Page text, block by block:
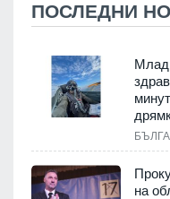
ПОСЛЕДНИ
Млад
на